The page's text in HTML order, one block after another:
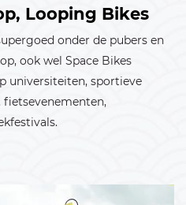
Looping Bikes
onder de pubers en
ook wel Space Bikes
universiteiten, sportieve
fietsevenementen,